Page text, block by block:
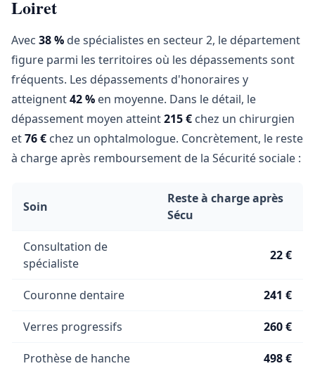
Loiret
Avec 38 % de spécialistes en secteur 2, le département
figure parmi les territoires où les dépassements sont
fréquents. Les dépassements d'honoraires y
atteignent42 % en moyenne. Dans le détail, le
dépassement moyen atteint215 € chez un chirurgien
et76 € chez un ophtalmologue. Concrètement, le reste
à charge après remboursement de la Sécurité sociale :
Soin
Reste à charge après
Sécu
Consultation de
spécialiste
22 €
Couronne dentaire 241 €
Verres progressifs 260 €
Prothèse de hanche 498 €